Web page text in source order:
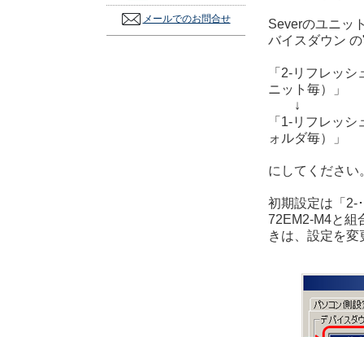
メールでのお問合せ
Severのユニッ
バイスダウン
「2-リフレッ
ニット毎）」
↓
「1-リフレッ
ォルダ毎）」
にしてください
初期設定は「2-
72EM2-M4と組
きは、設定を